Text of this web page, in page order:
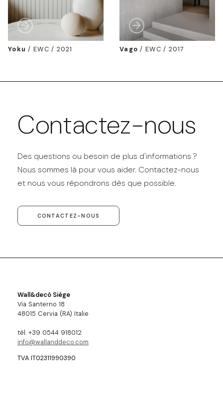
Yoku / EWC / 2021 Vago / EWC / 2017
Contactez-nous
Des questions ou besoin de plus d'informations ?
Nous sommes là pour vous aider. Contactez-nous
et nous vous répondrons dès que possible.
CONTACTEZ-NOUS
Wall&decò Siège
Via Santerno 18
48015 Cervia (RA) Italie
tél. +39 0544 918012
info@wallanddeco.com
TVA IT02311990390